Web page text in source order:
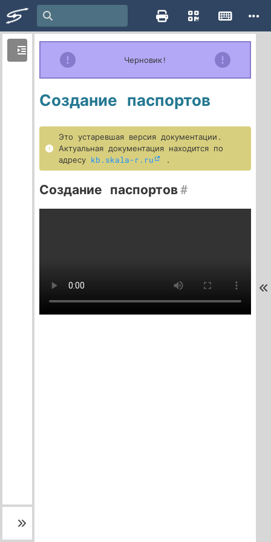
Черновик!
Создание паспортов
Это устаревшая версия документации.
Актуальная документация находится по
адресу kb.skala-r.ru .
Создание паспортов#